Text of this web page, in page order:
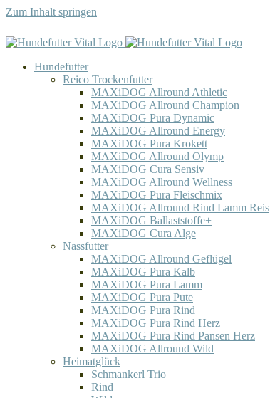
Zum Inhalt springen
Hundefutter
Reico Trockenfutter
MAXiDOG Allround Athletic
MAXiDOG Allround Champion
MAXiDOG Pura Dynamic
MAXiDOG Allround Energy
MAXiDOG Pura Krokett
MAXiDOG Allround Olymp
MAXiDOG Cura Sensiv
MAXiDOG Allround Wellness
MAXiDOG Pura Fleischmix
MAXiDOG Allround Rind Lamm Reis
MAXiDOG Ballaststoffe+
MAXiDOG Cura Alge
Nassfutter
MAXiDOG Allround Geflügel
MAXiDOG Pura Kalb
MAXiDOG Pura Lamm
MAXiDOG Pura Pute
MAXiDOG Pura Rind
MAXiDOG Pura Rind Herz
MAXiDOG Pura Rind Pansen Herz
MAXiDOG Allround Wild
Heimatglück
Schmankerl Trio
Rind